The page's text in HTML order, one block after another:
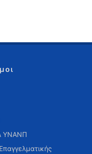
ΥΝΑΝΠ